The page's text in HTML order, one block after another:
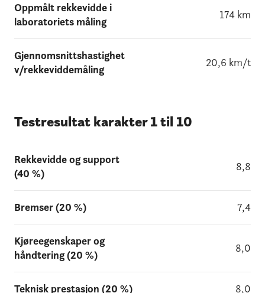
Oppmålt rekkevidde i
laboratoriets måling
174 km
Gjennomsnittshastighet
v/rekkeviddemåling
20,6 km/t
Testresultat karakter 1 til 10
Rekkevidde og support
(40 %)
8,8
Bremser (20 %) 7,4
Kjøreegenskaper og
håndtering (20 %)
8,0
Teknisk prestasjon (20 %) 8,0